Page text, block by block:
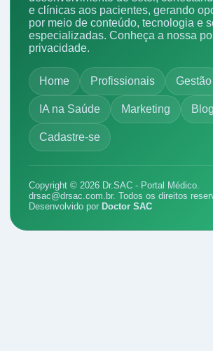
e clínicas aos pacientes, gerando
por meio de conteúdo, tecnologia e
especializadas. Conheça a nossa
privacidade.
Home Profissionais Gestão
IA na Saúde Marketing Blog
Cadastre-se
Copyright © 2026 Dr.SAC - Portal Médico.
drsac@drsac.com.br. Todos os direitos
Desenvolvido por Doctor SAC